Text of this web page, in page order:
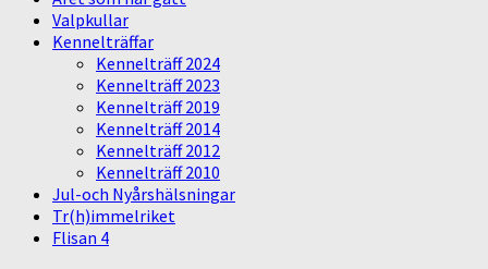
Valpkullar
Kennelträffar
Kennelträff 2024
Kennelträff 2023
Kennelträff 2019
Kennelträff 2014
Kennelträff 2012
Kennelträff 2010
Jul-och Nyårshälsningar
Tr(h)immelriket
Flisan 4